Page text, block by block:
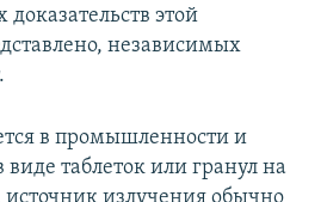
этой
независимых
в промышленности и
таблеток или гранул на